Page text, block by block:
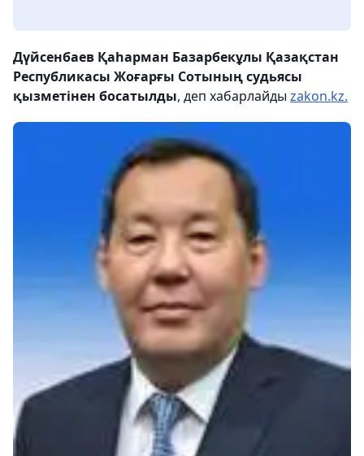
Дүйсенбаев Қаһарман Базарбекұлы Қазақстан
Республикасы Жоғарғы Сотының судьясы
қызметінен босатылды, деп хабарлайды zakon.kz.